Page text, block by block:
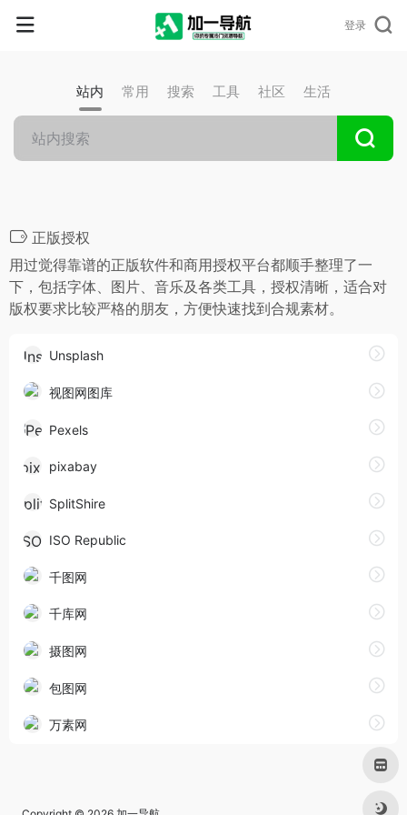
登录
站内 常用 搜索 工具 社区 生活
正版授权
用过觉得靠谱的正版软件和商用授权平台都顺手整理了一
下，包括字体、图片、音乐及各类工具，授权清晰，适合对
版权要求比较严格的朋友，方便快速找到合规素材。
Unsplash
视图网图库
Pexels
pixabay
SplitShire
ISO Republic
千图网
千库网
摄图网
包图网
万素网